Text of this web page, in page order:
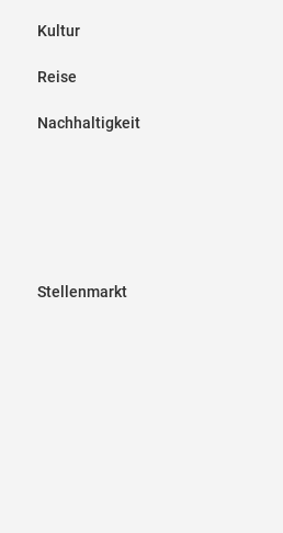
Kultur
Reise
Nachhaltigkeit
Stellenmarkt